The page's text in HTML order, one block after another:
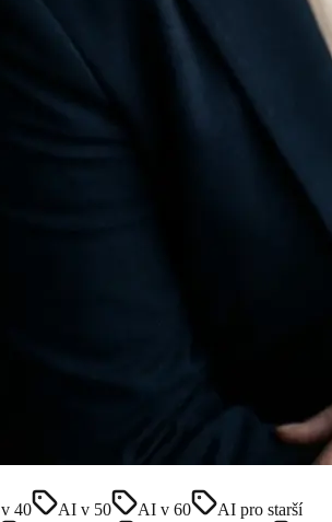
40 AI v 50 AI v 60
AI pro starší